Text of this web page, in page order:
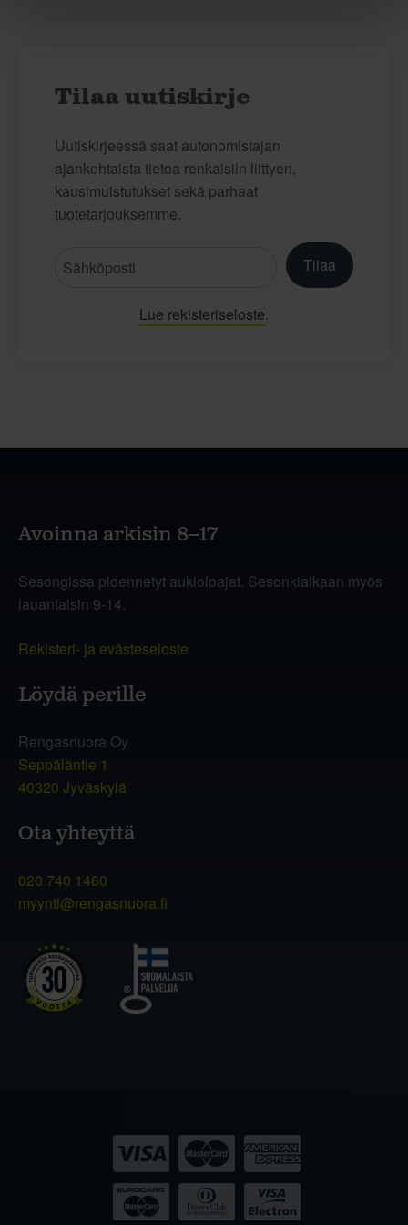
Tilaa uutiskirje
Uutiskirjeessä saat autonomistajan
ajankohtaista tietoa renkaisiin liittyen,
kausimuistutukset sekä parhaat
tuotetarjouksemme.
Tilaa
Lue rekisteriseloste.
Avoinna arkisin 8–17
Sesongissa pidennetyt aukioloajat. Sesonkiaikaan myös
lauantaisin 9-14.
Rekisteri- ja evästeseloste
Löydä perille
Rengasnuora Oy
Seppäläntie 1
40320 Jyväskylä
Ota yhteyttä
020 740 1460
myynti@rengasnuora.fi